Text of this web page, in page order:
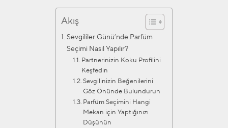
Akış
Sevgililer Günü’nde Parfüm
Seçimi Nasıl Yapılır?
Partnerinizin Koku Profilini
Keşfedin
Sevgilinizin Beğenilerini
Göz Önünde Bulundurun
Parfüm Seçimini Hangi
Mekan için Yaptığınızı
Düşünün